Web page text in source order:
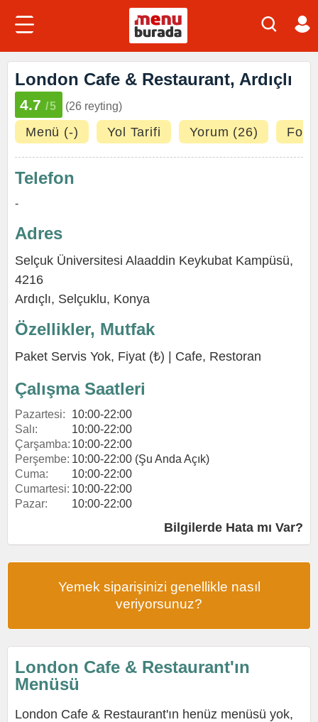
London Cafe & Restaurant, Ardıçlı
4.7 /5 (26 reyting)
Menü (-) Yol Tarifi Yorum (26)
Telefon
-
Adres
Selçuk Üniversitesi Alaaddin Keykubat Kampüsü,
4216
Ardıçlı, Selçuklu, Konya
Özellikler, Mutfak
Paket Servis Yok, Fiyat (₺) | Cafe, Restoran
Çalışma Saatleri
Pazartesi:
10:00-22:00
Salı:
10:00-22:00
Çarşamba: 10:00-22:00
Perşembe: 10:00-22:00 (Şu Anda Açık)
Cuma:
10:00-22:00
Cumartesi: 10:00-22:00
Pazar:
10:00-22:00
Bilgilerde Hata mı Var?
Yemek siparişinizi genellikle nasıl
veriyorsunuz?
London Cafe & Restaurant'ın
Menüsü
London Cafe & Restaurant'ın henüz menüsü yok,